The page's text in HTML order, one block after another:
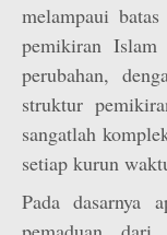
melampaui
pemikiran
perubahan,
struktur
sangatlah
setiap kurun
Pada dasarnya